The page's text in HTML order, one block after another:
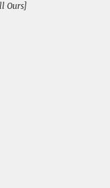
Ours]